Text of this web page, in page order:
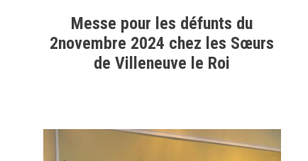
Messe pour les défunts du
2novembre 2024 chez les Sœurs
de Villeneuve le Roi